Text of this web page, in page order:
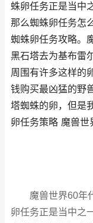
蛛卵任务正是当中
那么蜘蛛卵任务怎
蜘蛛卵任务攻略。
黑石塔去为基布雷
周围有许多这样的
钱购买最凶猛的野
塔蜘蛛的卵，但是
卵任务策略 魔兽
魔兽世界60年
卵任务正是当中之